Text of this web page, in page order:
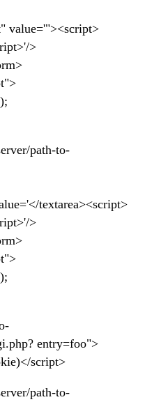
value='"><script>
>
path-to-
textarea><script>
>
entry=foo">
script>
path-to-